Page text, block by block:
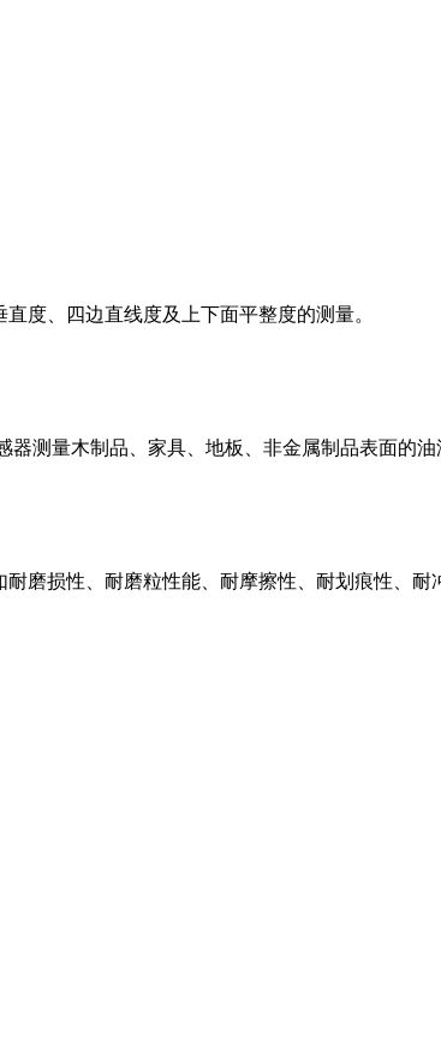
度、四边直线度及上下面平整度的测量。
测量木制品、家具、地板、非金属制品表面的油
磨损性、耐磨粒性能、耐摩擦性、耐划痕性、耐